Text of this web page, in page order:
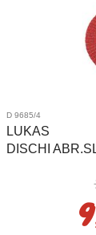
D 9685/4
LUKAS
DISCHI